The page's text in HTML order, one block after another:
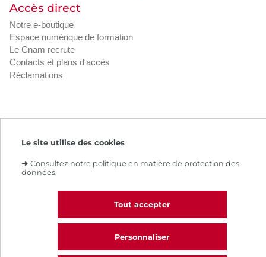
Le site utilise des cookies
➜ Consultez notre politique en matière de protection des
données.
Tout accepter
Personnaliser
Accès direct
Notre e-boutique
Espace numérique de formation
Le Cnam recrute
Contacts et plans d'accès
Réclamations
Règlement intérieur